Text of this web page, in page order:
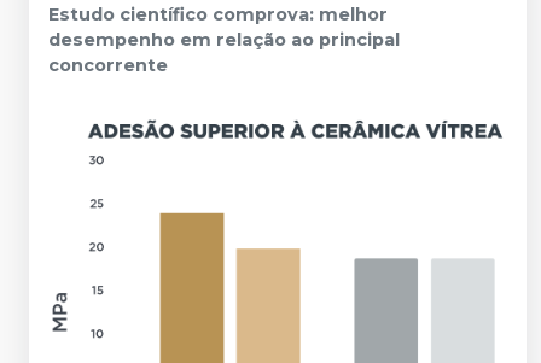
Estudo científico comprova: melhor
desempenho em relação ao principal
concorrente